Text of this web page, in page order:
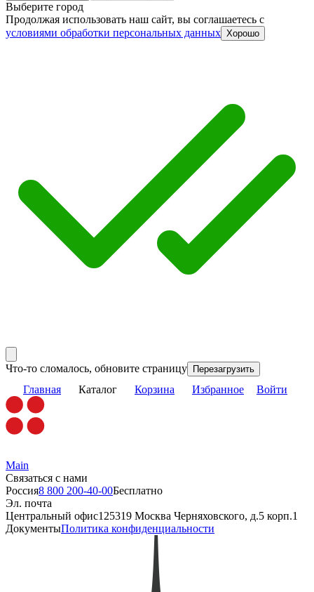
Выберите город
Продолжая использовать наш сайт, вы соглашаетесь c
условиями обработки персональных данных Хорошо
Что-то сломалось, обновите страницу Перезагрузить
Главная Каталог Корзина Избранное Войти
Main
Связаться с нами
Россия8 800 200-40-00Бесплатно
Эл. почта
Центральный офис125319 Москва Черняховского, д.5 корп.1
ДокументыПолитика конфиденциальности